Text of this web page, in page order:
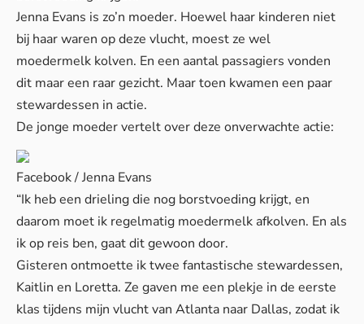
Jenna Evans is zo’n moeder. Hoewel haar kinderen niet
bij haar waren op deze vlucht, moest ze wel
moedermelk kolven. En een aantal passagiers vonden
dit maar een raar gezicht. Maar toen kwamen een paar
stewardessen in actie.
De jonge moeder vertelt over deze onverwachte actie:
Facebook / Jenna Evans
“Ik heb een drieling die nog borstvoeding krijgt, en
daarom moet ik regelmatig moedermelk afkolven. En als
ik op reis ben, gaat dit gewoon door.
Gisteren ontmoette ik twee fantastische stewardessen,
Kaitlin en Loretta. Ze gaven me een plekje in de eerste
klas tijdens mijn vlucht van Atlanta naar Dallas, zodat ik